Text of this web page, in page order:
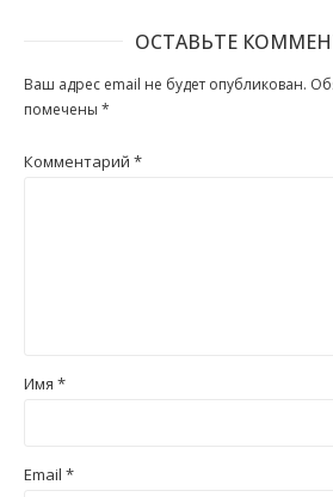
ОСТАВЬТЕ
Ваш адрес email не будет опубликован.
помечены *
Комментарий *
Имя *
Email *